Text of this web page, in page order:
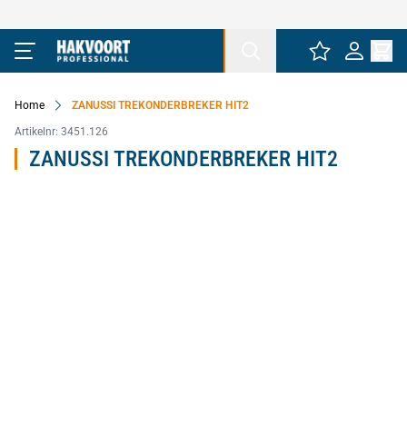
Ga naar de inhoud
Home ZANUSSI TREKONDERBREKER HIT2
Artikelnr: 3451.126
ZANUSSI TREKONDERBREKER HIT2